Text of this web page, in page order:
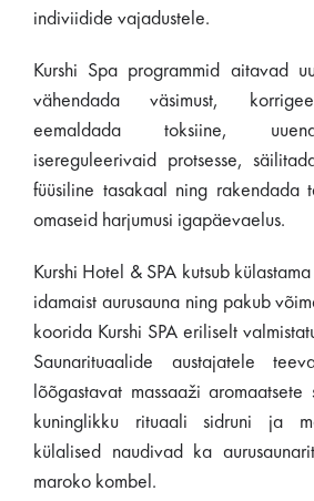
indiviidide vajadustele.
Kurshi Spa programmid aitavad
vähendada väsimust,
eemaldada toksiine,
isereguleerivaid protsesse,
füüsiline tasakaal ning rakendada
omaseid harjumusi igapäevaelus.
Kurshi Hotel & SPA kutsub
idamaist aurusauna ning pakub
koorida Kurshi SPA eriliselt
Saunarituaalide austajatele
lõõgastavat massaaži
kuninglikku rituaali sidruni ja
külalised naudivad ka
maroko kombel.